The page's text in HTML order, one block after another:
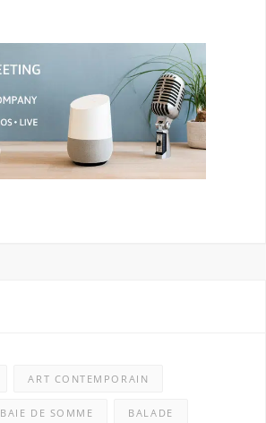
ART CONTEMPORAIN
BAIE DE SOMME BALADE